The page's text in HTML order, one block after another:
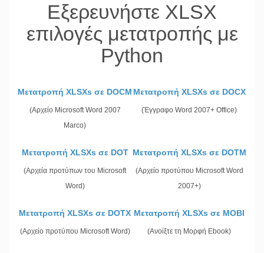
Εξερευνήστε XLSX
επιλογές μετατροπής με
Python
Μετατροπή XLSXs σε DOCM
(Αρχείο Microsoft Word 2007
Marco)
Μετατροπή XLSXs σε DOCX
(Έγγραφο Word 2007+ Office)
Μετατροπή XLSXs σε DOT
(Αρχεία προτύπων του Microsoft
Word)
Μετατροπή XLSXs σε DOTM
(Αρχείο προτύπου Microsoft Word
2007+)
Μετατροπή XLSXs σε DOTX
(Αρχείο προτύπου Microsoft Word)
Μετατροπή XLSXs σε MOBI
(Ανοίξτε τη Μορφή Ebook)